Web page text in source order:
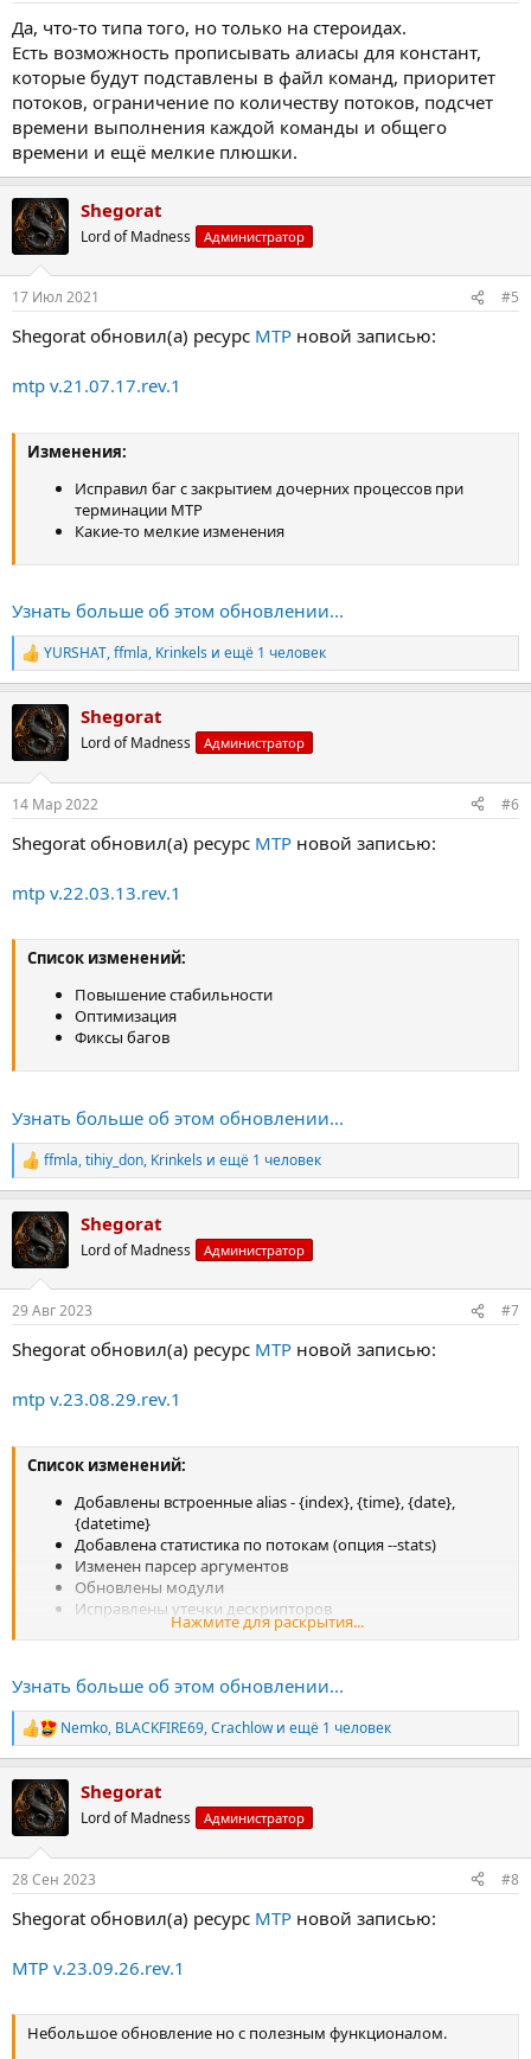
Да, что-то типа того, но только на стероидах.
Есть возможность прописывать алиасы для констант,
которые будут подставлены в файл команд, приоритет
потоков, ограничение по количеству потоков, подсчет
времени выполнения каждой команды и общего
времени и ещё мелкие плюшки.
Shegorat
Lord of Madness Администратор
17 Июл 2021 #5
Shegorat обновил(а) ресурс MTP новой записью:
mtp v.21.07.17.rev.1
Изменения:
Исправил баг с закрытием дочерних процессов при
терминации MTP
Какие-то мелкие изменения
Узнать больше об этом обновлении...
Р
е
к
ц
и
YURSHAT,ffmla, Krinkels и ещё 1 человек
Shegorat
Lord of Madness Администратор
14 Мар 2022 #6
Shegorat обновил(а) ресурс MTP новой записью:
mtp v.22.03.13.rev.1
Список изменений:
Повышение стабильности
Оптимизация
Фиксы багов
Узнать больше об этом обновлении...
Р
е
к
ц
и
ffmla,tihiy_don, Krinkels и ещё 1 человек
Shegorat
Lord of Madness Администратор
29 Авг 2023 #7
Shegorat обновил(а) ресурс MTP новой записью:
mtp v.23.08.29.rev.1
Список изменений:
Добавлены встроенные alias - {index}, {time}, {date},
{datetime}
Добавлена статистика по потокам (опция --stats)
Изменен парсер аргументов
Обновлены модули
Исправлены утечки дескрипторов
Небольшие фиксыНажмите для раскрытия...
Узнать больше об этом обновлении...
Р
е
к
ц
и
Nemko, BLACKFIRE69,Crachlowи ещё 1 человек
Shegorat
Lord of Madness Администратор
28 Сен 2023 #8
Shegorat обновил(а) ресурс MTP новой записью:
MTP v.23.09.26.rev.1
Небольшое обновление но с полезным функционалом.